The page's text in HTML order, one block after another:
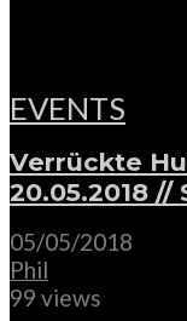
EVENTS
Verrückte
20.05.2018 //
05/05/2018
Phil
99 views